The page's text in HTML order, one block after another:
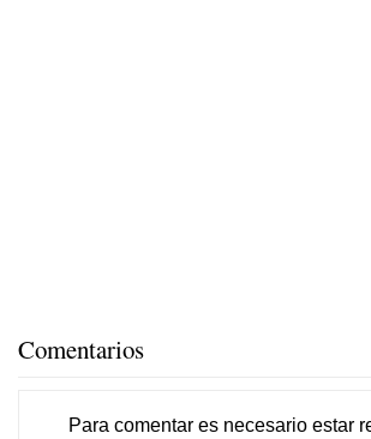
Comentarios
Para comentar es necesario estar